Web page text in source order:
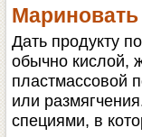
Мариновать
Дать продукту
обычно кислой,
пластмассовой
или
специями, в